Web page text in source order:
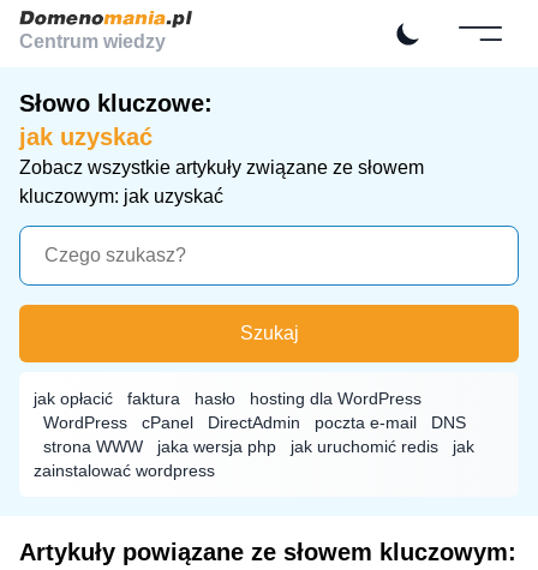
Centrum wiedzy
Słowo kluczowe:
jak uzyskać
Zobacz wszystkie artykuły związane ze słowem
kluczowym: jak uzyskać
Szukaj
jak opłacić faktura hasło
hosting dla WordPress
WordPress
cPanel DirectAdmin poczta e-mail
DNS
strona WWW
jaka wersja php jak uruchomić redis
jak
zainstalować wordpress
Artykuły powiązane ze słowem kluczowym: